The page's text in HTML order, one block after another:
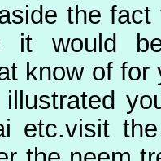
the
it would
know of
illustrated
etc.visit